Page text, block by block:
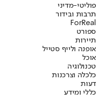
פוליטי-מדיני
תרבות ובידור
ForReal
ספורט
תיירות
אופנה ולייף סטייל
אוכל
טכנולוגיה
כלכלה וצרכנות
דעות
כללי ומידע